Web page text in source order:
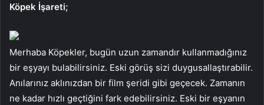
Köpek İşareti;
Merhaba Köpekler, bugün uzun zamandır kullanmadığınız
bir eşyayı bulabilirsiniz. Eski görüş sizi duygusallaştırabilir.
Anılarınız aklınızdan bir film şeridi gibi geçecek. Zamanın
ne kadar hızlı geçtiğini fark edebilirsiniz. Eski bir eşyanın